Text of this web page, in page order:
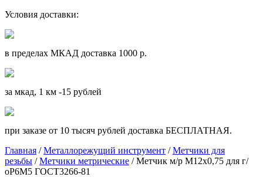
Условия доставки:
в пределах МКАД доставка 1000 р.
за мкад, 1 км -15 рублей
при заказе от 10 тысяч рублей доставка БЕСПЛАТНАЯ.
Главная /Металлорежущий инструмент /Метчики для
резьбы /Метчики метрические / Метчик м/р М12х0,75 для г/
оР6М5 ГОСТ3266-81